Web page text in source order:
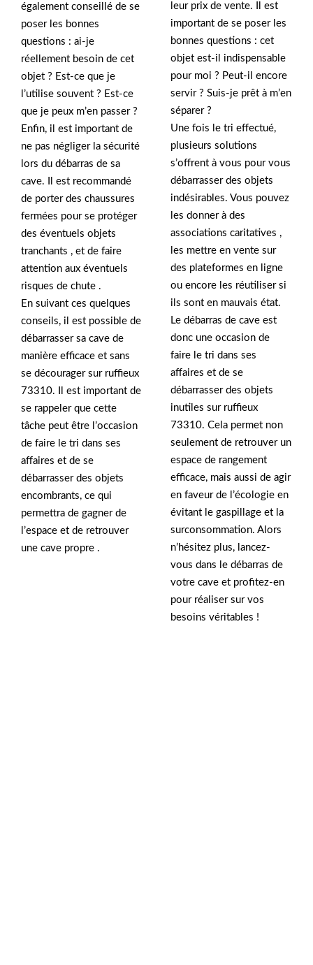
également conseillé de se
poser les bonnes
questions : ai-je
réellement besoin de cet
objet ? Est-ce que je
l’utilise souvent ? Est-ce
que je peux m’en passer ?
Enfin, il est important de
ne pas négliger la sécurité
lors du débarras de sa
cave. Il est recommandé
de porter des chaussures
fermées pour se protéger
des éventuels objets
tranchants , et de faire
attention aux éventuels
risques de chute .
En suivant ces quelques
conseils, il est possible de
débarrasser sa cave de
manière efficace et sans
se décourager sur ruffieux
73310. Il est important de
se rappeler que cette
tâche peut être l’occasion
de faire le tri dans ses
affaires et de se
débarrasser des objets
encombrants, ce qui
permettra de gagner de
l’espace et de retrouver
une cave propre .
leur prix de vente. Il est
important de se poser les
bonnes questions : cet
objet est-il indispensable
pour moi ? Peut-il encore
servir ? Suis-je prêt à m’en
séparer ?
Une fois le tri effectué,
plusieurs solutions
s’offrent à vous pour vous
débarrasser des objets
indésirables. Vous pouvez
les donner à des
associations caritatives ,
les mettre en vente sur
des plateformes en ligne
ou encore les réutiliser si
ils sont en mauvais état.
Le débarras de cave est
donc une occasion de
faire le tri dans ses
affaires et de se
débarrasser des objets
inutiles sur ruffieux
73310. Cela permet non
seulement de retrouver un
espace de rangement
efficace, mais aussi de agir
en faveur de l’écologie en
évitant le gaspillage et la
surconsommation. Alors
n’hésitez plus, lancez-
vous dans le débarras de
votre cave et profitez-en
pour réaliser sur vos
besoins véritables !